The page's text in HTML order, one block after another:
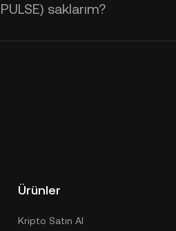
saklarım?
Ürünler
Kripto Satın Al